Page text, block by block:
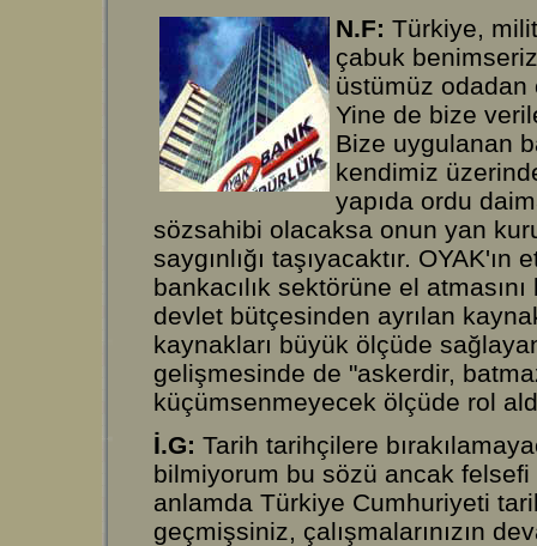
N.F: Türkiye,
çabuk
üstümüz odadan
Yine de bize
Bize uygulanan
kendimiz
yapıda ordu
sözsahibi olacaksa onun yan
saygınlığı taşıyacaktır.
bankacılık sektörüne el
devlet bütçesinden ayrılan
kaynakları büyük ölçüde
gelişmesinde de "askerdir,
küçümsenmeyecek ölçüde rol
İ.G: Tarih tarihçilere
bilmiyorum bu sözü ancak
anlamda Türkiye Cumhuriyeti
geçmişsiniz, çalışmalarınızın